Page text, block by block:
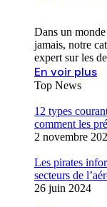
Dans un
jamais, notre
expert sur les
En voir plus
Top News
12 types
comment les
2 novembre
Les pirates
secteurs de
26 juin 2024